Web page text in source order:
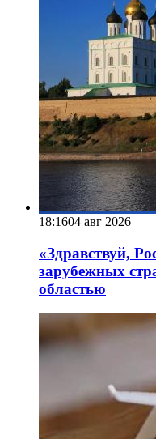
18:1604 авг 2026
«Здравствуй,
зарубежных
областью